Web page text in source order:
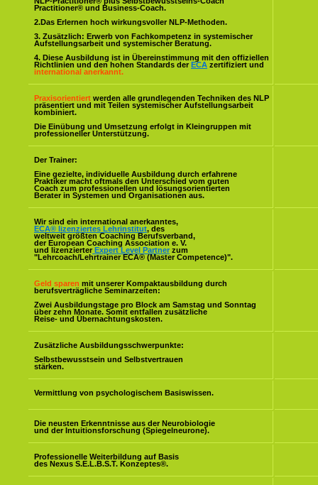
Practitioner® und Business-Coach.
2.Das Erlernen hoch wirkungsvoller NLP-Methoden.
3. Zusätzlich: Erwerb von Fachkompetenz in systemischer
Aufstellungsarbeit und systemischer Beratung.
4. Diese Ausbildung ist in Übereinstimmung mit den offiziellen
Richtlinien und den hohen Standards der ECA zertifiziert und
international anerkannt.
Praxisorientiert werden alle grundlegenden Techniken des NLP
präsentiert und mit Teilen systemischer Aufstellungsarbeit
kombiniert.
Die Einübung und Umsetzung erfolgt in Kleingruppen mit
professioneller Unterstützung.
Der Trainer:
Eine gezielte, individuelle Ausbildung durch erfahrene
Praktiker macht oftmals den Unterschied vom guten
Coach zum professionellen und lösungsorientierten
Berater in Systemen und Organisationen aus.
Wir sind ein international anerkanntes,
ECA® lizenziertes Lehrinstitut, des
weltweit größten Coaching Berufsverband,
der European Coaching Association e. V.
und lizenzierter Expert Level Partner zum
"Lehrcoach/Lehrtrainer ECA® (Master Competence)".
Geld sparen mit unserer Kompaktausbildung durch
berufsverträgliche Seminarzeiten:
Zwei Ausbildungstage pro Block am Samstag und Sonntag
über zehn Monate. Somit entfallen zusätzliche
Reise- und Übernachtungskosten.
Zusätzliche Ausbildungsschwerpunkte:
Selbstbewusstsein und Selbstvertrauen
stärken.
Vermittlung von psychologischem Basiswissen.
Die neusten Erkenntnisse aus der Neurobiologie
und der Intuitionsforschung (Spiegelneurone).
Professionelle Weiterbildung auf Basis
des Nexus S.E.L.B.S.T. Konzeptes®.